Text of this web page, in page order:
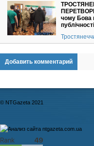
чому Бова
публічності
Добавить комментарий
© NTGazeta 2021